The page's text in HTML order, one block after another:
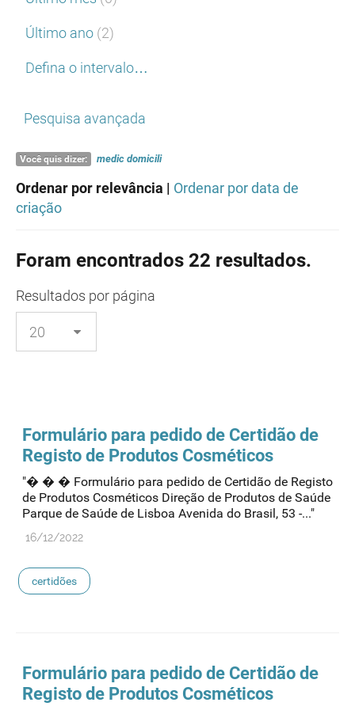
Último ano (2)
Defina o intervalo…
Pesquisa avançada
Você quis dizer: medic domicili
Ordenar por relevância | Ordenar por data de
criação
Foram encontrados 22 resultados.
Resultados por página
Formulário para pedido de Certidão de
Registo de Produtos Cosméticos
"� � � Formulário para pedido de Certidão de Registo
de Produtos Cosméticos Direção de Produtos de Saúde
Parque de Saúde de Lisboa Avenida do Brasil, 53 -..."
16/12/2022
certidões
Formulário para pedido de Certidão de
Registo de Produtos Cosméticos